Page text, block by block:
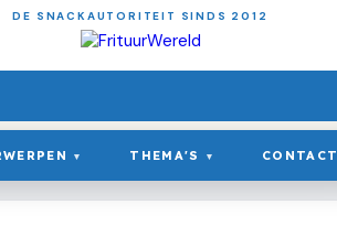
DE SNACKAUTORITEIT SINDS 2012
▾ THEMA'S ▾ CONTACT